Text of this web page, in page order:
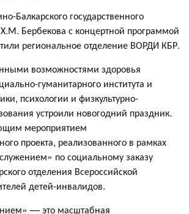
Балкарского государственного
Бербекова с концертной программой
региональное отделение ВОРДИ КБР.
возможностями здоровья
гуманитарного института и
психологии и физкультурно-
устроили новогодний праздник.
мероприятием
проекта, реализованного в рамках
по социальному заказу
отделения Всероссийской
детей-инвалидов.
— это масштабная